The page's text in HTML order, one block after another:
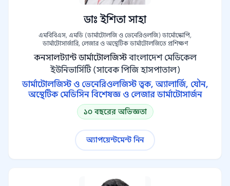
ডাঃ ইশিতা সাহা
এমবিবিএস, এমডি (ডার্মাটোলজি ও ভেনেরিওলজি) ডার্মোস্কোপি,
ডার্মাটোসার্জারি, লেজার ও অস্থেটিক ডার্মাটোলজিতে প্রশিক্ষণ
কনসালট্যান্ট ডার্মাটোলজিস্ট বাংলাদেশ মেডিকেল
ইউনিভার্সিটি (সাবেক পিজি হাসপাতাল)
ডার্মাটোলজিস্ট ও ভেনেরিওলজিস্ট ত্বক, অ্যালার্জি, যৌন,
অস্থেটিক মেডিসিন বিশেষজ্ঞ ও লেজার ডার্মাটোসার্জন
১০ বছরের অভিজ্ঞতা
অ্যাপয়েন্টমেন্ট নিন